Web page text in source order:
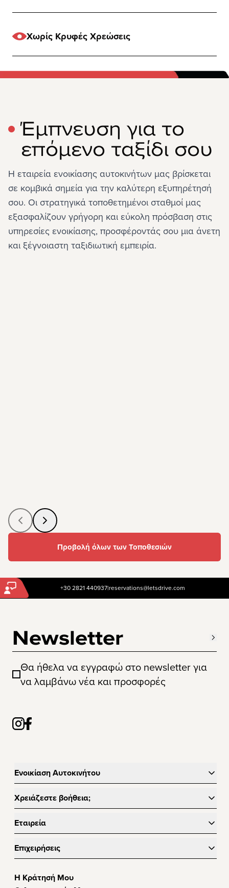
Χωρίς Κρυφές Χρεώσεις
Έμπνευση για το
επόμενο ταξίδι σου
Η εταιρεία ενοικίασης αυτοκινήτων μας βρίσκεται
σε κομβικά σημεία για την καλύτερη εξυπηρέτησή
σου. Οι στρατηγικά τοποθετημένοι σταθμοί μας
εξασφαλίζουν γρήγορη και εύκολη πρόσβαση στις
υπηρεσίες ενοικίασης, προσφέροντάς σου μια άνετη
και ξέγνοιαστη ταξιδιωτική εμπειρία.
Προβολή όλων των Τοποθεσιών
+30 2821 440937|reservations@letsdrive.com
Newsletter
Θα ήθελα να εγγραφώ στο newsletter για
να λαμβάνω νέα και προσφορές
Ενοικίαση Αυτοκινήτου
Χρειάζεστε βοήθεια;
Εταιρεία
Επιχειρήσεις
Η Κράτησή Μου